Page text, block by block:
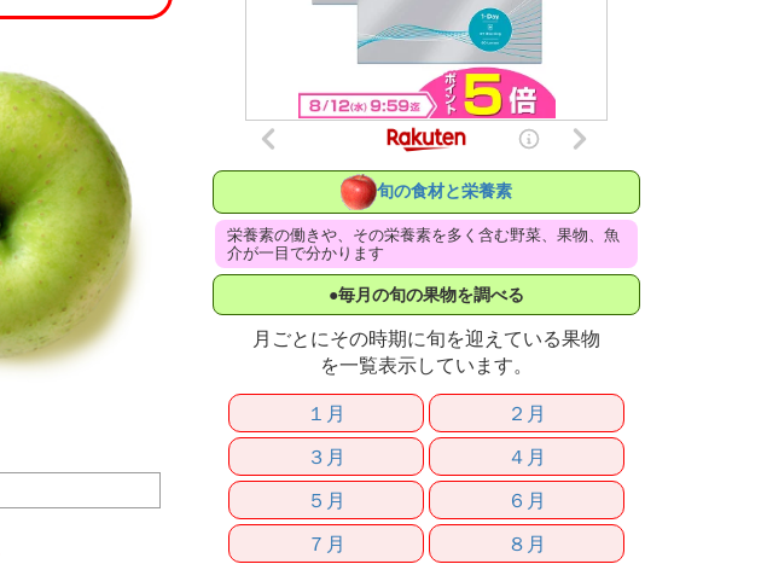
旬の食材と栄養素
栄養素の働きや、その栄養素を多く含む野菜、果物、魚
介が一目で分かります
●毎月の旬の果物を調べる
月ごとにその時期に旬を迎えている果物
を一覧表示しています。
１月
２月
３月
４月
５月
６月
７月
８月